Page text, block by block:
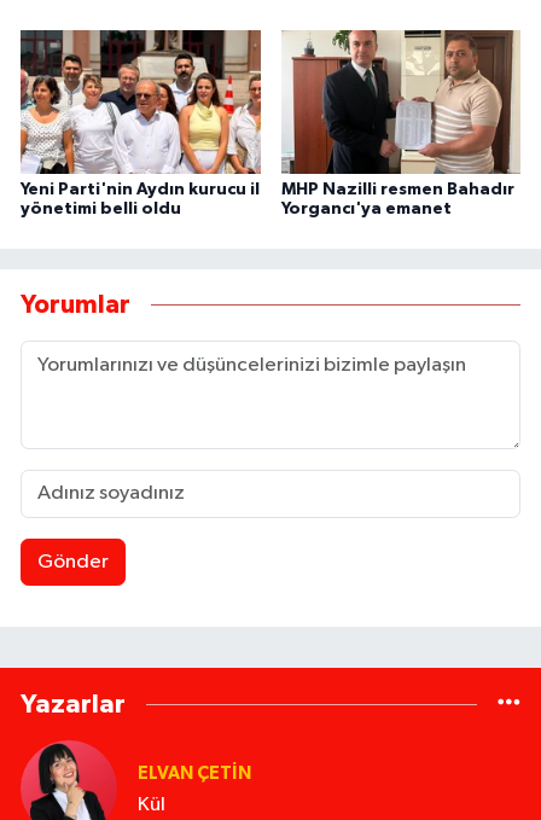
Yeni Parti'nin Aydın kurucu il
yönetimi belli oldu
MHP Nazilli resmen Bahadır
Yorgancı'ya emanet
Yorumlar
Gönder
Yazarlar
ELVAN ÇETIN
Kül